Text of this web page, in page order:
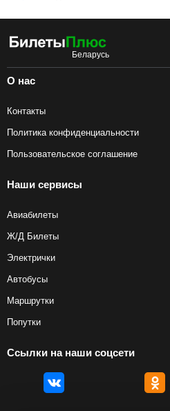
О нас
Контакты
Политика конфиденциальности
Пользовательское соглашение
Наши сервисы
Авиабилеты
Ж/Д Билеты
Электрички
Автобусы
Маршрутки
Попутки
Ссылки на наши соцсети